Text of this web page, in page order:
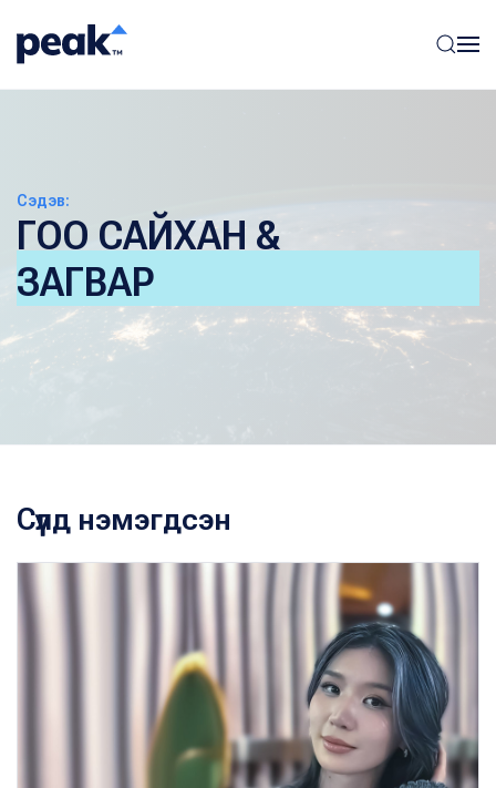
Сэдэв:
ГОО САЙХАН &
ЗАГВАР
Сүүлд нэмэгдсэн